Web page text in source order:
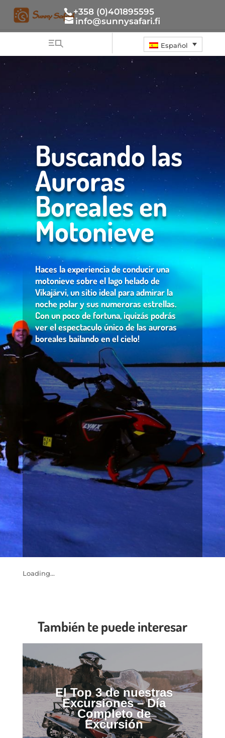
+358 (0)401895595
info@sunnysafari.fi
Español
Buscando las
Auroras
Boreales en
Motonieve
Haces la experiencia de conducir una
motonieve sobre el lago helado de
Vikajärvi, un sitio ideal para admirar la
noche polar y sus numeroras estrellas.
Con un poco de fortuna, ¡quizás podrás
ver el espectaculo único de las auroras
boreales bailando en el cielo!
Loading...
También te puede interesar
El Top 3 de nuestras
Excursiones – Día
Completo de
Excursión